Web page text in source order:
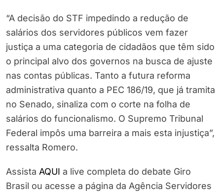
“A decisão do STF impedindo a redução de
salários dos servidores públicos vem fazer
justiça a uma categoria de cidadãos que têm sido
o principal alvo dos governos na busca de ajuste
nas contas públicas. Tanto a futura reforma
administrativa quanto a PEC 186/19, que já tramita
no Senado, sinaliza com o corte na folha de
salários do funcionalismo. O Supremo Tribunal
Federal impôs uma barreira a mais esta injustiça”,
ressalta Romero.
Assista AQUI a live completa do debate Giro
Brasil ou acesse a página da Agência Servidores